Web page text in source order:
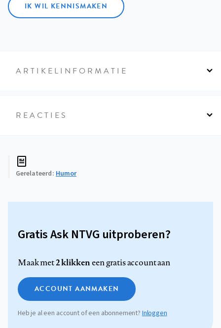
IK WIL KENNISMAKEN
ARTIKELINFORMATIE
REACTIES
Gerelateerd Humor
Gratis Ask NTVG uitproberen?
Maak met2 klikkeneen gratis account aan
ACCOUNT AANMAKEN
Heb je al een account of een abonnement? Inloggen